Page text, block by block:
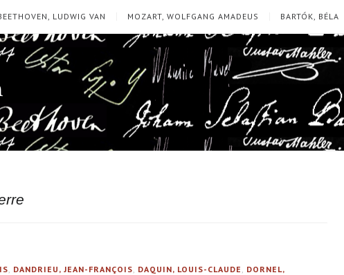
LUDWIG VAN MOZART, WOLFGANG AMADEUS BARTÓK, BÉLA
DANDRIEU, JEAN-FRANÇOIS DAQUIN, LOUIS-CLAUDE
DORNEL,